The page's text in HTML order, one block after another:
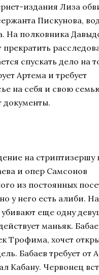
издания Лиза
Пискунова,
На полковника
прекратить
спускать дело на
Артема и требует
на себя и свою
на стриптизершу
и опер Самсонов
из постоянных
у него есть алиби. На
еще одну
маньяк.
Трофима, хочет
Бабаев требует от
Кабану. Червонец